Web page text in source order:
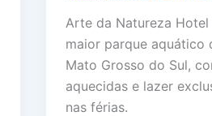
Arte da Natureza
maior parque aquático
Mato Grosso do Sul,
aquecidas e lazer
nas férias.